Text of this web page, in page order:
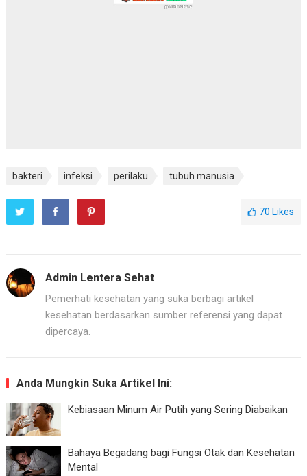
bakteri infeksi perilaku tubuh manusia
70 Likes
Admin Lentera Sehat
Pemerhati kesehatan yang suka berbagi artikel
kesehatan berdasarkan sumber referensi yang dapat
dipercaya.
Anda Mungkin Suka Artikel Ini:
Kebiasaan Minum Air Putih yang Sering Diabaikan
Bahaya Begadang bagi Fungsi Otak dan Kesehatan
Mental